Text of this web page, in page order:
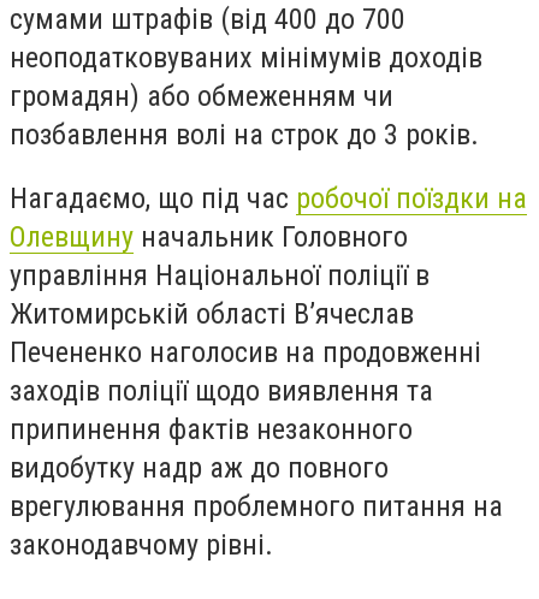
сумами штрафів (від 400 до 700
неоподатковуваних мінімумів доходів
громадян) або обмеженням чи
позбавлення волі на строк до 3 років.
Нагадаємо, що під час робочої поїздки на
Олевщину начальник Головного
управління Національної поліції в
Житомирській області В’ячеслав
Печененко наголосив на продовженні
заходів поліції щодо виявлення та
припинення фактів незаконного
видобутку надр аж до повного
врегулювання проблемного питання на
законодавчому рівні.